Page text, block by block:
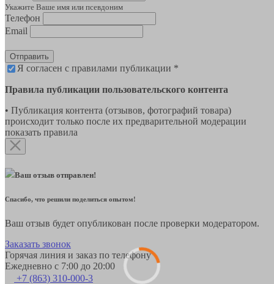
Укажите Ваше имя или псевдоним
Телефон
Email
Отправить
Я согласен с правилами публикации *
Правила публикации пользовательского контента
• Публикация контента (отзывов, фотографий товара)
происходит только после их предварительной модерации
показать правила
Ваш отзыв отправлен!
Спасибо, что решили поделиться опытом!
Ваш отзыв будет опубликован после проверки модератором.
Заказать звонок
Горячая линия и заказ по телефону
Ежедневно с 7:00 до 20:00
+7 (863) 310-000-3